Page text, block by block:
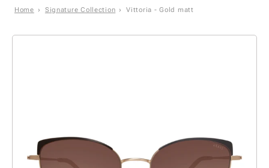
Home Signature Collection Vittoria - Gold matt